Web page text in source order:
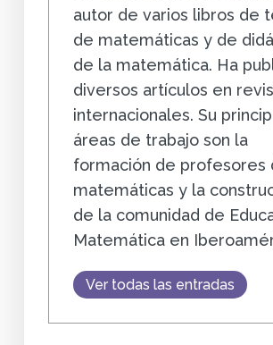
autor de varios libros de
de matemáticas y de
de la matemática. Ha
diversos artículos en
internacionales. Su
áreas de trabajo son la
formación de profesores
matemáticas y la
de la comunidad de
Matemática en
Ver todas las entradas